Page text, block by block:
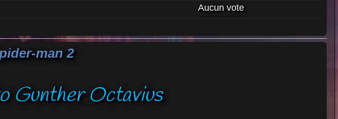
Aucun vote
man 2
Gunther Octavius